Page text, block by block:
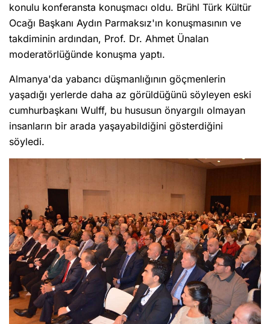
konulu konferansta konuşmacı oldu. Brühl Türk Kültür
Ocağı Başkanı Aydın Parmaksız'ın konuşmasının ve
takdiminin ardından, Prof. Dr. Ahmet Ünalan
moderatörlüğünde konuşma yaptı.
Almanya'da yabancı düşmanlığının göçmenlerin
yaşadığı yerlerde daha az görüldüğünü söyleyen eski
cumhurbaşkanı Wulff, bu hususun önyargılı olmayan
insanların bir arada yaşayabildiğini gösterdiğini
söyledi.